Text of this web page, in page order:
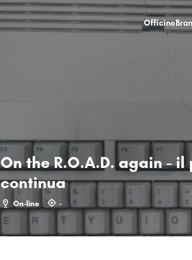
On the R.O.A.D. again -
continua
On-line -